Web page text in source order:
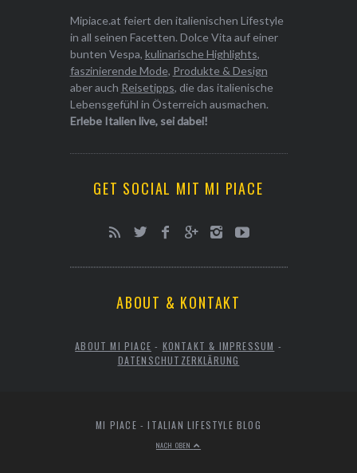
Mipiace.at feiert den italienischen Lifestyle
in all seinen Facetten. Dolce Vita auf einer
bunten Vespa, kulinarische Highlights,
faszinierende Mode, Produkte & Design
aber auch Reisetipps, die das italienische
Lebensgefühl in Österreich ausmachen.
Erlebe Italien live, sei dabei!
GET SOCIAL MIT MI PIACE
ABOUT & KONTAKT
ABOUT MI PIACE - KONTAKT & IMPRESSUM -
DATENSCHUTZERKLÄRUNG
MI PIACE - ITALIAN LIFESTYLE BLOG
NACH OBEN